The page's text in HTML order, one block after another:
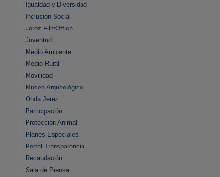
Igualdad y Diversidad
Inclusión Social
Jerez FilmOffice
Juventud
Medio Ambiente
Medio Rural
Movilidad
Museo Arqueológico
Onda Jerez
Participación
Protección Animal
Planes Especiales
Portal Transparencia
Recaudación
Sala de Prensa